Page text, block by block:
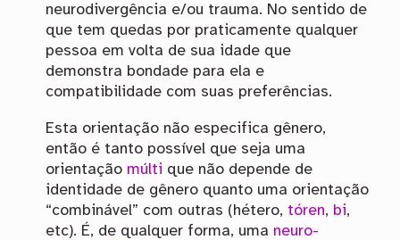
neurodivergência e/ou trauma. No sentido de
que tem quedas por praticamente qualquer
pessoa em volta de sua idade que
demonstra bondade para ela e
compatibilidade com suas preferências.
Esta orientação não especifica gênero,
então é tanto possível que seja uma
orientação múlti que não depende de
identidade de gênero quanto uma orientação
“combinável” com outras (hétero, tóren, bi,
etc). É, de qualquer forma, uma neuro-